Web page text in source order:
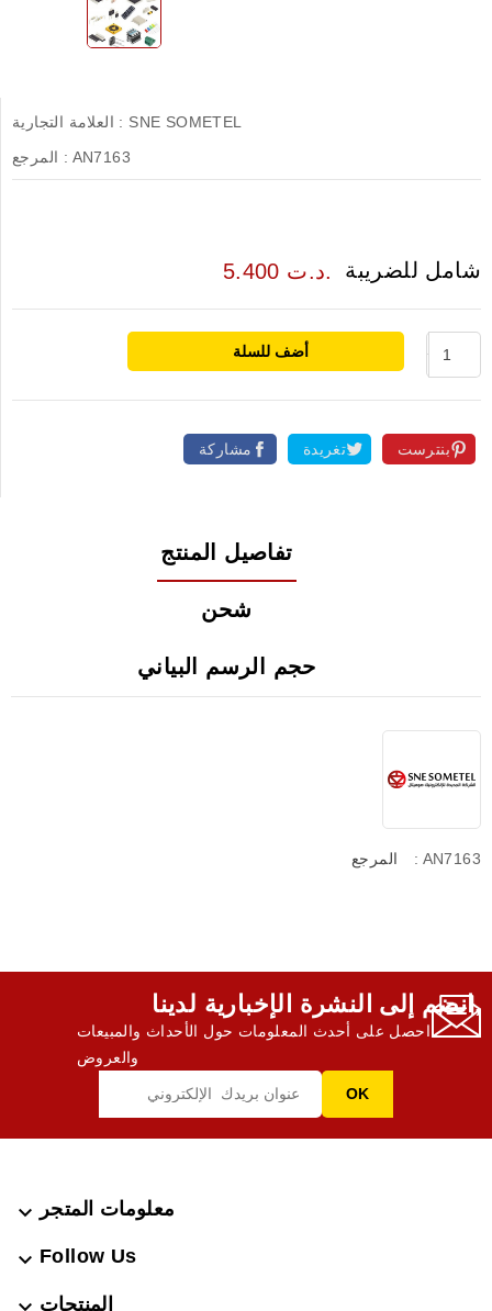
العلامة التجارية : SNE SOMETEL
المرجع : AN7163
5.400 د.ت. شامل للضريبة
أضف للسلة
مشاركة تغريدة بنترست
تفاصيل المنتج
شحن
حجم الرسم البياني
المرجع : AN7163
انضم إلى النشرة الإخبارية لدينا,
احصل على أحدث المعلومات حول الأحداث والمبيعات
والعروض
معلومات المتجر 
Follow Us

المنتجات